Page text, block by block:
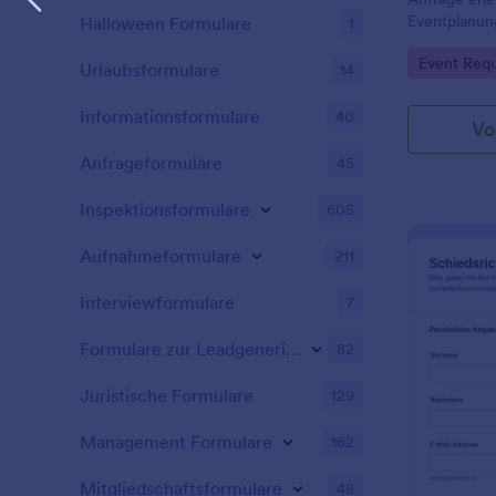
Go to
Event
Halloween Formulare 1
Urlaubsformulare 14
Informationsformulare 40
Anfrageformulare 45
Inspektionsformulare 605
Aufnahmeformulare 211
Interviewformulare 7
Formulare zur Leadgenerierung 82
Juristische Formulare 129
Management Formulare 162
Mitgliedschaftsformulare 48